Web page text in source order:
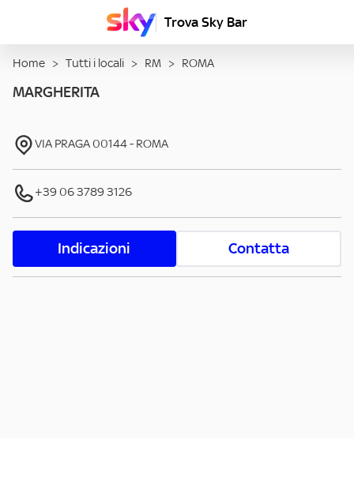
Trova Sky Bar
Home > Tutti i locali > RM > ROMA
MARGHERITA
VIA PRAGA 00144- ROMA
+39 06 3789 3126
Indicazioni Contatta